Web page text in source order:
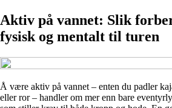
Aktiv på vannet: Slik
fysisk og mentalt til turen
Å være aktiv på vannet – enten du padler
eller ror – handler om mer enn bare